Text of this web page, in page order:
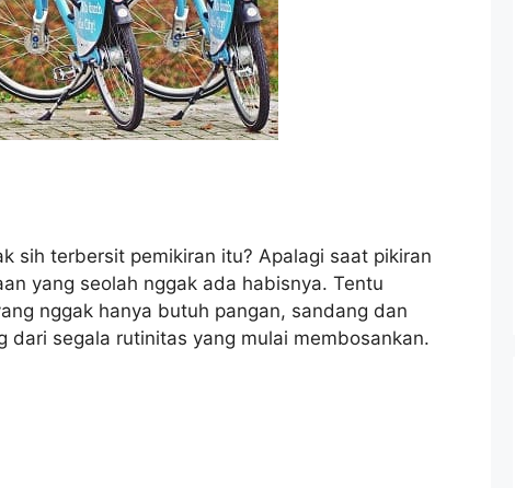
sih terbersit pemikiran itu? Apalagi saat pikiran
yang seolah nggak ada habisnya. Tentu
nggak hanya butuh pangan, sandang dan
segala rutinitas yang mulai membosankan.